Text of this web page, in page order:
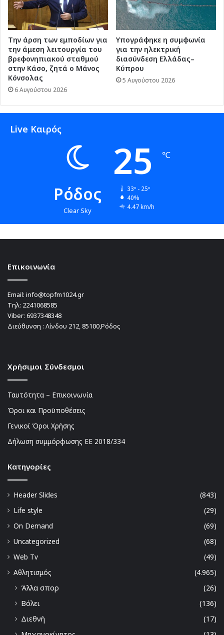
Την άρση των εμποδίων για
την άμεση λειτουργία του
βρεφονηπιακού σταθμού
στην Κάσο, ζητά ο Μάνος
Κόνσολας
6 Αυγούστου 2026
Υπογράφηκε η συμφωνία
για την ηλεκτρική
διασύνδεση Ελλάδας–
Κύπρου
5 Αυγούστου 2026
Live Καιρός
Ρόδος
Clear Sky
25 ℃
33º - 25º
40%
4.47 km/h
Επικοινωνία
Email: info@topfm1024.gr
Τηλ: 2241068585
Viber: 6937348348
Διεύθυνση : Λίνδου 212, 85100,Ρόδος
Χρήσιμοι Σύνδεσμοι
Ταυτότητα – Επικοινωνία
Όροι και Προϋποθέσεις
Γενικοί Όροι Χρήσης
Δήλωση συμμόρφωσης ΕΕ 2018/334
Kατηγορίες
Header Slides
(843)
Life style
(29)
On Demand
(69)
Uncategorized
(68)
Web Tv
(49)
Αθλητισμός
(4.965)
Άλλα σπορ
(26)
Βόλει
(136)
Διεθνή
(17)